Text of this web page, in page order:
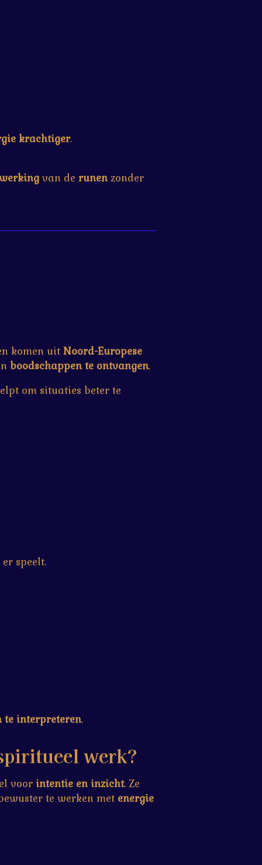
krachtiger.
van de runenzonder
komen uit Noord-Europese
boodschappen te ontvangen.
om situaties beter te
speelt.
te interpreteren.
werk?
voor intentie en inzicht. Ze
te werken met energie